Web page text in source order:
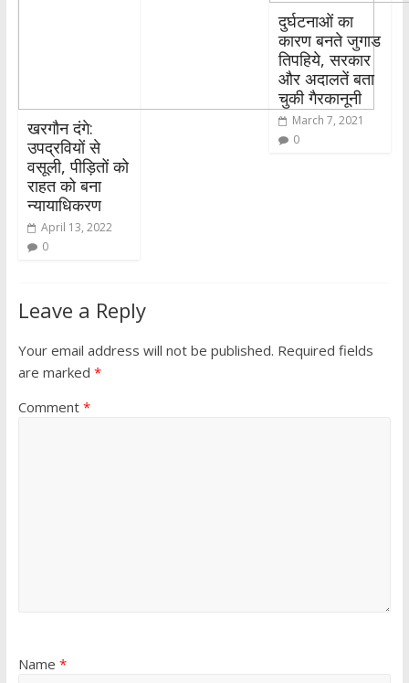
खरगौन दंगे:
उपद्रवियों से
वसूली, पीड़ितों को
राहत को बना
न्यायाधिकरण
April 13, 2022
0
दुर्घटनाओं का
कारण बनते जुगाड
तिपहिये, सरकार
और अदालतें बता
चुकी गैरकानूनी
March 7, 2021
0
Leave a Reply
Your email address will not be published. Required fields
are marked *
Comment *
Name *